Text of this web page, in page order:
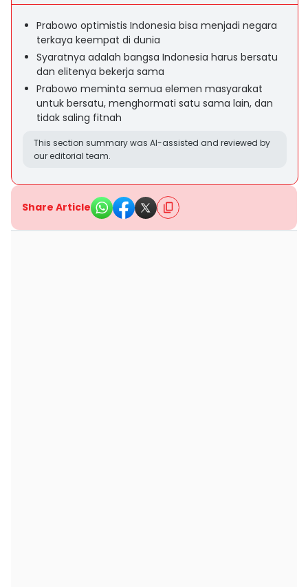
Prabowo optimistis Indonesia bisa menjadi negara
terkaya keempat di dunia
Syaratnya adalah bangsa Indonesia harus bersatu
dan elitenya bekerja sama
Prabowo meminta semua elemen masyarakat
untuk bersatu, menghormati satu sama lain, dan
tidak saling fitnah
This section summary was AI-assisted and reviewed by
our editorial team.
Share Article